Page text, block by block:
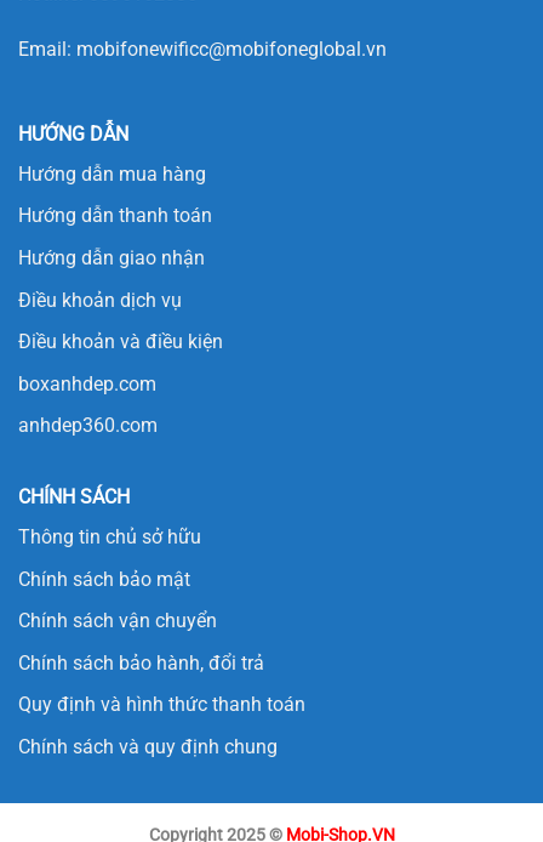
Email: mobifonewificc@mobifoneglobal.vn
HƯỚNG DẪN
Hướng dẫn mua hàng
Hướng dẫn thanh toán
Hướng dẫn giao nhận
Điều khoản dịch vụ
Điều khoản và điều kiện
boxanhdep.com
anhdep360.com
CHÍNH SÁCH
Thông tin chủ sở hữu
Chính sách bảo mật
Chính sách vận chuyển
Chính sách bảo hành, đổi trả
Quy định và hình thức thanh toán
Chính sách và quy định chung
Copyright 2025 © Mobi-Shop.VN